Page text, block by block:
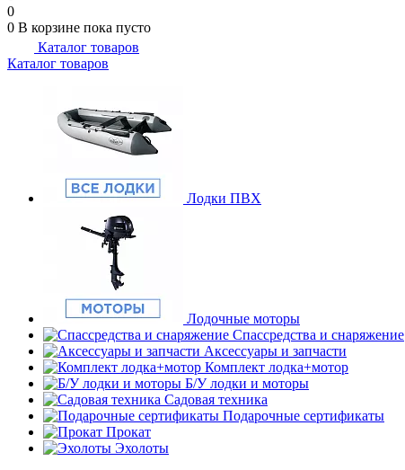
0
0 В корзине пока пусто
Каталог товаров
Каталог товаров
Лодки ПВХ
Лодочные моторы
Спассредства и снаряжение
Аксессуары и запчасти
Комплект лодка+мотор
Б/У лодки и моторы
Садовая техника
Подарочные сертификаты
Прокат
Эхолоты